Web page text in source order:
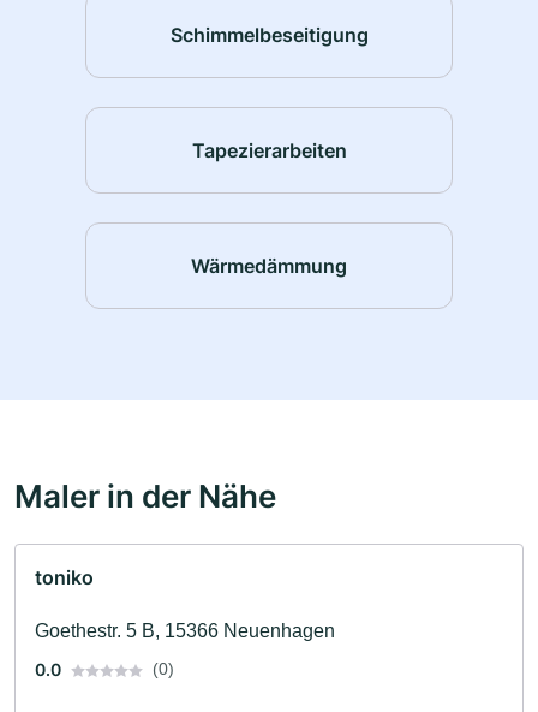
Schimmelbeseitigung
Tapezierarbeiten
Wärmedämmung
Maler in der Nähe
toniko
Goethestr. 5 B, 15366 Neuenhagen
0.0
(0)